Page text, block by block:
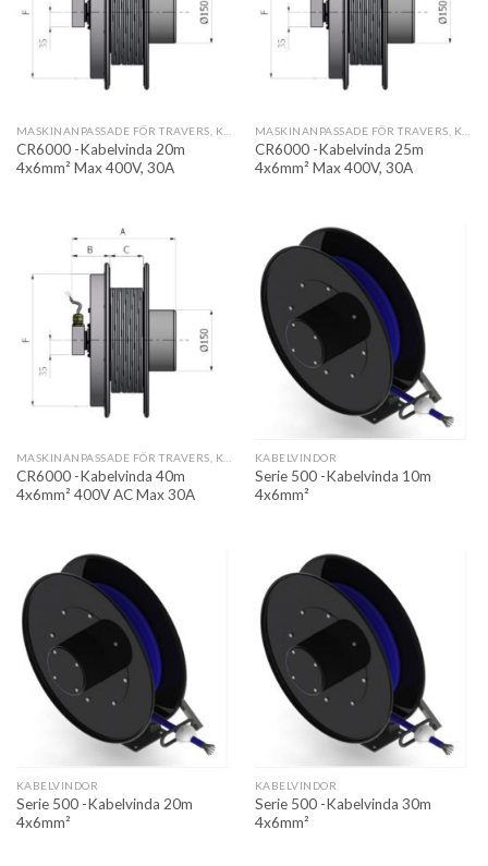
CR6000 -Kabelvinda 20m
4x6mm² Max 400V, 30A
CR6000 -Kabelvinda 25m
4x6mm² Max 400V, 30A
MASKINANPASSADE FÖR TRAVERS, KRAN OCH AUTOMATION
CR6000 -Kabelvinda 40m
4x6mm² 400V AC Max 30A
KABELVINDOR
Serie 500 -Kabelvinda 10m
4x6mm²
KABELVINDOR
Serie 500 -Kabelvinda 20m
4x6mm²
KABELVINDOR
Serie 500 -Kabelvinda 30m
4x6mm²